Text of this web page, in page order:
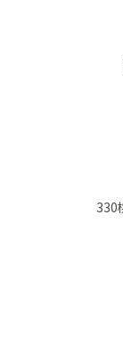
330